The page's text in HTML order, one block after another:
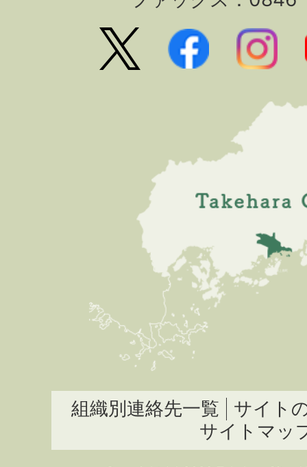
組織別連絡先一覧
サイト
サイトマッ